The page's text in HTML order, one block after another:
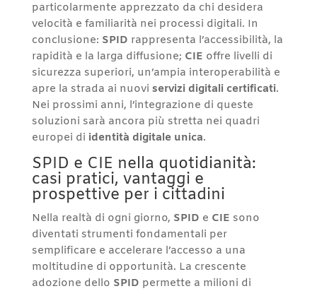
particolarmente apprezzato da chi desidera
velocità e familiarità nei processi digitali. In
conclusione: SPID rappresenta l’accessibilità, la
rapidità e la larga diffusione; CIE offre livelli di
sicurezza superiori, un’ampia interoperabilità e
apre la strada ai nuovi servizi digitali certificati.
Nei prossimi anni, l’integrazione di queste
soluzioni sarà ancora più stretta nei quadri
europei di identità digitale unica.
SPID e CIE nella quotidianità:
casi pratici, vantaggi e
prospettive per i cittadini
Nella realtà di ogni giorno, SPID e CIE sono
diventati strumenti fondamentali per
semplificare e accelerare l’accesso a una
moltitudine di opportunità. La crescente
adozione dello SPID permette a milioni di